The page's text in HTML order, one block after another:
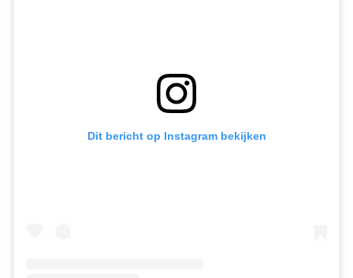
Dit bericht op Instagram bekijken